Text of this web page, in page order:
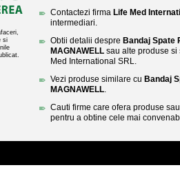
si
Contactezi firma Life Med
intermediari.
Obtii detalii despre Bandaj Spate
MAGNAWELL sau alte produse si
Med International SRL.
Vezi produse similare cu Bandaj
MAGNAWELL.
Cauti firme care ofera produse
pentru a obtine cele mai